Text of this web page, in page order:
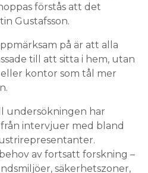
förstås att det
Gustafsson.
på är att alla
till att sitta i hem, utan
kontor som tål mer
undersökningen har
intervjuer med bland
av fortsatt forskning –
säkerhetszoner,